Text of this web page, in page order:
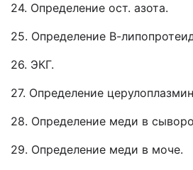
24. Определение ост. азота.
25. Определение В-
26. ЭКГ.
27. Определение
28. Определение меди в
29. Определение меди в моче.